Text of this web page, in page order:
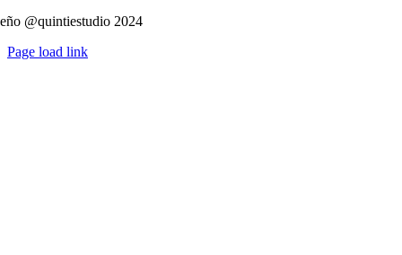
@quintiestudio 2024
Page load link